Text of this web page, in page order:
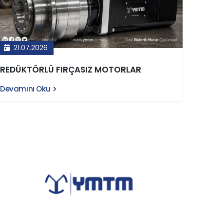
21.07.2026
REDÜKTÖRLÜ FIRÇASIZ MOTORLAR
Devamını Oku